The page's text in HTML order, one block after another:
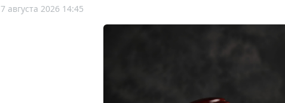
7 августа 2026 14:45